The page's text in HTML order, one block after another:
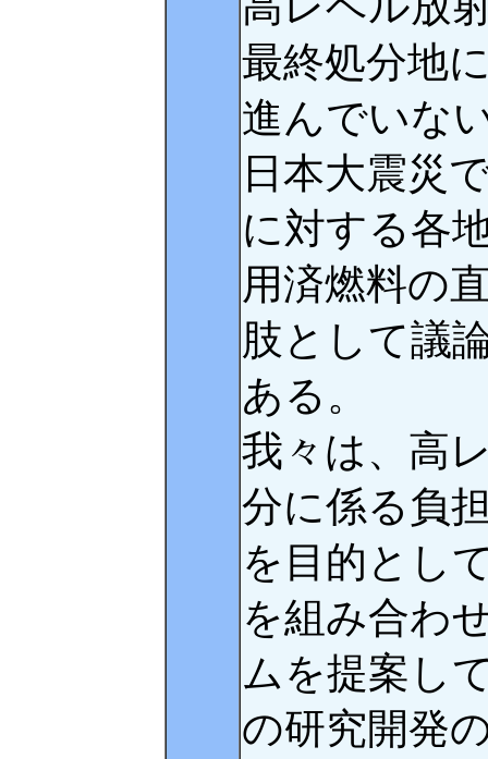
最終処分地
進んでいな
日本大震災
に対する各
用済燃料の
肢として議
ある。
我々は、高
分に係る負
を目的とし
を組み合わ
ムを提案し
の研究開発